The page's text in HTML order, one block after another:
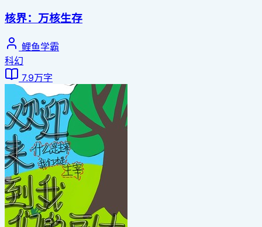
核界：万核生存
鲤鱼学霸
科幻
7.9万字